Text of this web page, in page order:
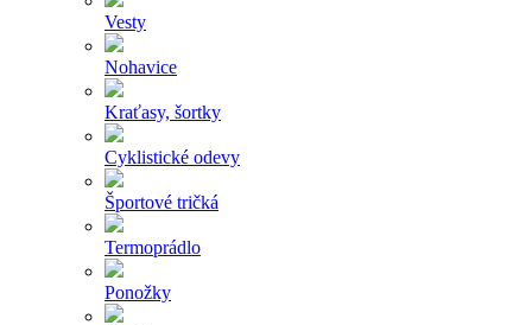
Vesty
Nohavice
Kraťasy, šortky
Cyklistické odevy
Športové tričká
Termoprádlo
Ponožky